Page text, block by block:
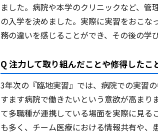
ました。病院や本学のクリニックなど、
の入学を決めました。実際に実習をおこ
務の違いを感じることができ、その後の学
Q 注力して取り組んだことや修得したこ
3年次の『臨地実習』では、病院での実習
すます病院で働きたいという意欲が高ま
て多職種が連携している場面を実際に見
も多く、チーム医療における情報共有や、